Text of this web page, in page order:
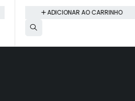
ADICIONAR AO CARRINHO